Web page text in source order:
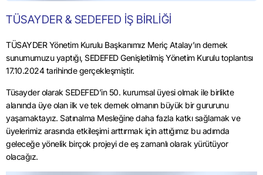
TÜSAYDER & SEDEFED İŞ BİRLİĞİ
TÜSAYDER Yönetim Kurulu Başkanımız Meriç Atalay’ın dernek
sunumumuzu yaptığı, SEDEFED Genişletilmiş Yönetim Kurulu toplantısı
17.10.2024 tarihinde gerçekleşmiştir.
Tüsayder olarak SEDEFED’in 50. kurumsal üyesi olmak ile birlikte
alanında üye olan ilk ve tek dernek olmanın büyük bir gururunu
yaşamaktayız. Satınalma Mesleğine daha fazla katkı sağlamak ve
üyelerimiz arasında etkileşimi arttırmak için attığımız bu adımda
geleceğe yönelik birçok projeyi de eş zamanlı olarak yürütüyor
olacağız.